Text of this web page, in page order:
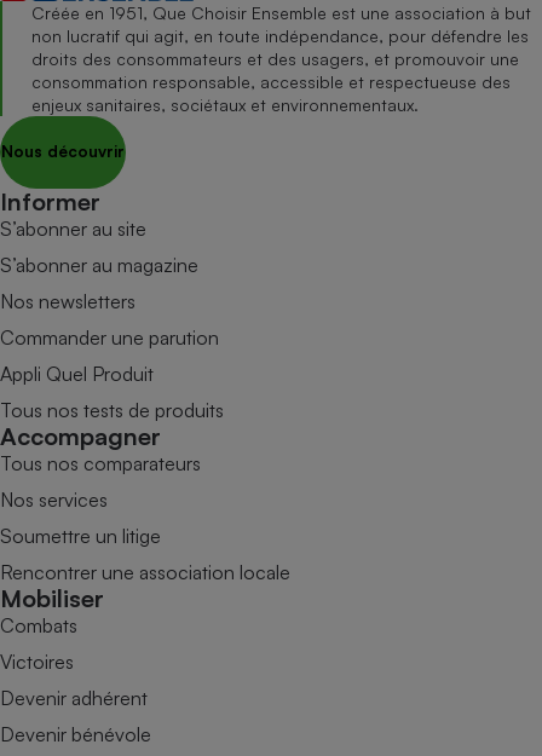
Créée en 1951, Que Choisir Ensemble est une association à but
non lucratif qui agit, en toute indépendance, pour défendre les
droits des consommateurs et des usagers, et promouvoir une
consommation responsable, accessible et respectueuse des
enjeux sanitaires, sociétaux et environnementaux.
Nous découvrir
Informer
S’abonner au site
S’abonner au magazine
Nos newsletters
Commander une parution
Appli Quel Produit
Tous nos tests de produits
Accompagner
Tous nos comparateurs
Nos services
Soumettre un litige
Rencontrer une association locale
Mobiliser
Combats
Victoires
Devenir adhérent
Devenir bénévole